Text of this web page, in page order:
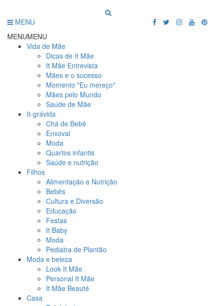
MENU
MENUMENU
Vida de Mãe
Dicas de It Mãe
It Mãe Entrevista
Mães e o sucesso
Momento "Eu mereço"
Mães pelo Mundo
Saúde de Mãe
It-grávida
Chá de Bebê
Enxoval
Moda
Quartos infantis
Saúde e nutrição
Filhos
Alimentação e Nutrição
Bebês
Cultura e Diversão
Educação
Festas
It Baby
Moda
Pediatra de Plantão
Moda e beleza
Look It Mãe
Personal It Mãe
It Mãe Beauté
Casa